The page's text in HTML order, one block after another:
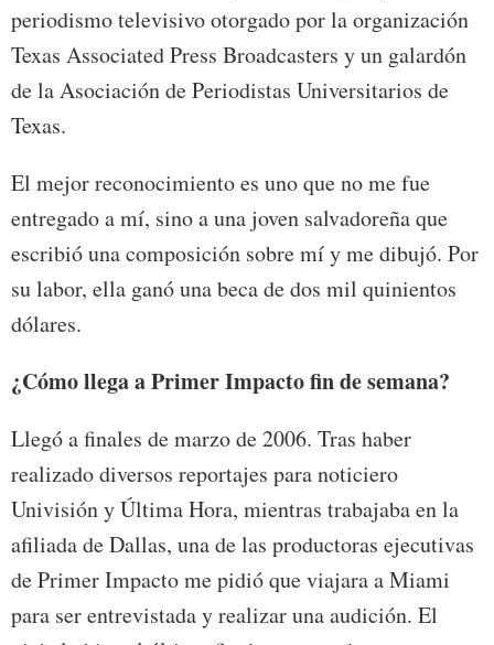
periodismo televisivo otorgado por la organización
Texas Associated Press Broadcasters y un galardón
de la Asociación de Periodistas Universitarios de
Texas.
El mejor reconocimiento es uno que no me fue
entregado a mí, sino a una joven salvadoreña que
escribió una composición sobre mí y me dibujó. Por
su labor, ella ganó una beca de dos mil quinientos
dólares.
¿Cómo llega a Primer Impacto fin de semana?
Llegó a finales de marzo de 2006. Tras haber
realizado diversos reportajes para noticiero
Univisión y Última Hora, mientras trabajaba en la
afiliada de Dallas, una de las productoras ejecutivas
de Primer Impacto me pidió que viajara a Miami
para ser entrevistada y realizar una audición. El